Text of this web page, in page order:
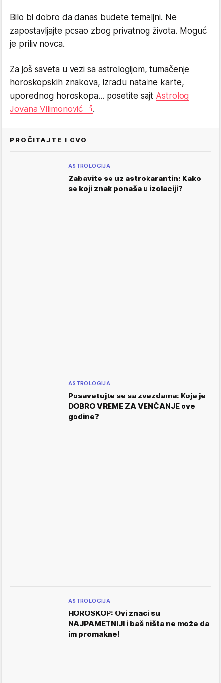
Bilo bi dobro da danas budete temeljni. Ne
zapostavljajte posao zbog privatnog života. Moguć
je priliv novca.
Za još saveta u vezi sa astrologijom, tumačenje
horoskopskih znakova, izradu natalne karte,
uporednog horoskopa... posetite sajt Astrolog
Jovana Vilimonović
.
PROČITAJTE I OVO
ASTROLOGIJA
Zabavite se uz astrokarantin: Kako
se koji znak ponaša u izolaciji?
ASTROLOGIJA
Posavetujte se sa zvezdama: Koje je
DOBRO VREME ZA VENČANJE ove
godine?
ASTROLOGIJA
HOROSKOP: Ovi znaci su
NAJPAMETNIJI i baš ništa ne može da
im promakne!